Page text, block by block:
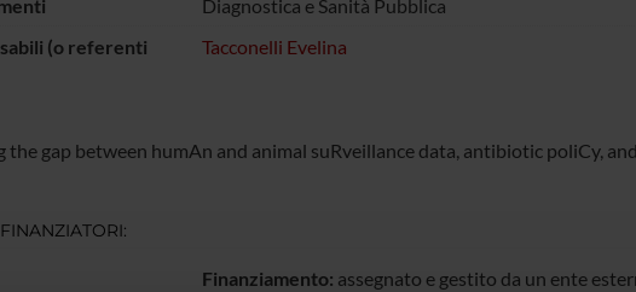
Diagnostica e Sanità Pubblica
(o referenti
Tacconelli Evelina
the gap between humAn and animal suRveillance data, antibiotic poliCy,
Finanziamento: assegnato e gestito da un ente